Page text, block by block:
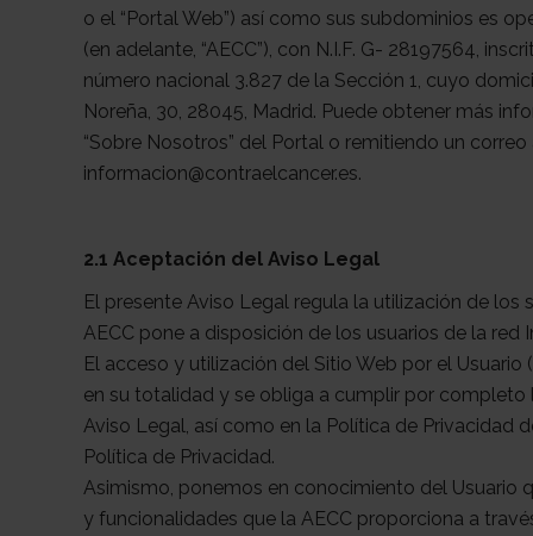
o el “Portal Web”) así como sus subdominios es
(en adelante, “AECC”), con N.I.F. G- 28197564,
número nacional 3.827 de la Sección 1, cuyo
Noreña, 30, 28045, Madrid. Puede obtener más
“Sobre Nosotros” del Portal o remitiendo un
informacion@contraelcancer.es.
2.1 Aceptación del Aviso Legal
El presente Aviso Legal regula la utilización de
AECC pone a disposición de los usuarios de la red
El acceso y utilización del Sitio Web por el Usuario
en su totalidad y se obliga a cumplir por
Aviso Legal, así como en la Política de Privacidad
Política de Privacidad.
Asimismo, ponemos en conocimiento del Usuario
y funcionalidades que la AECC proporciona a